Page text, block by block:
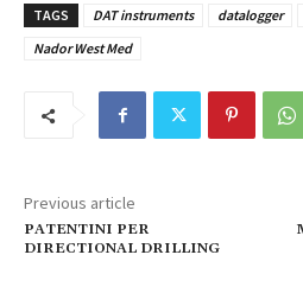
TAGS DAT instruments datalogger
Nador West Med
Previous article
PATENTINI PER
DIRECTIONAL DRILLING